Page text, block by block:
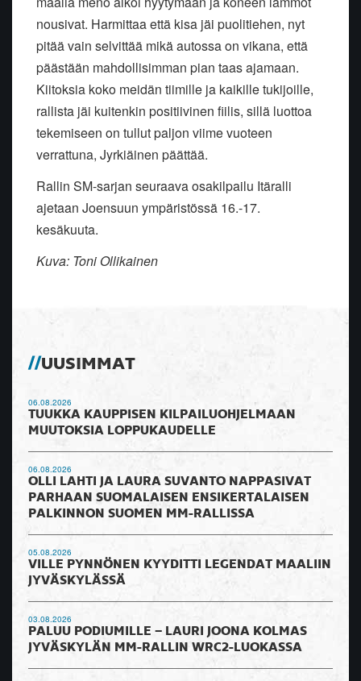
nousivat. Harmittaa että kisa jäi puolitiehen, nyt
pitää vain selvittää mikä autossa on vikana, että
päästään mahdollisimman pian taas ajamaan.
Kiitoksia koko meidän tiimille ja kaikille tukijoille,
rallista jäi kuitenkin positiivinen fiilis, sillä luottoa
tekemiseen on tullut paljon viime vuoteen
verrattuna, Jyrkiäinen päättää.
Rallin SM-sarjan seuraava osakilpailu Itäralli
ajetaan Joensuun ympäristössä 16.-17.
kesäkuuta.
Kuva: Toni Ollikainen
UUSIMMAT
06.08.2026
TUUKKA KAUPPISEN KILPAILUOHJELMAAN
MUUTOKSIA LOPPUKAUDELLE
06.08.2026
OLLI LAHTI JA LAURA SUVANTO NAPPASIVAT
PARHAAN SUOMALAISEN ENSIKERTALAISEN
PALKINNON SUOMEN MM-RALLISSA
05.08.2026
VILLE PYNNÖNEN KYYDITTI LEGENDAT MAALIIN
JYVÄSKYLÄSSÄ
03.08.2026
PALUU PODIUMILLE – LAURI JOONA KOLMAS
JYVÄSKYLÄN MM-RALLIN WRC2-LUOKASSA